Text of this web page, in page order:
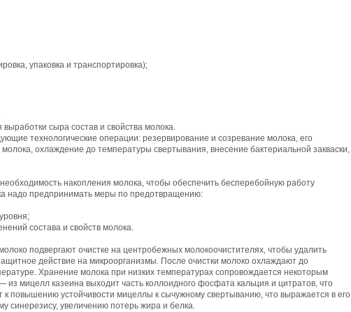
упаковка и транспортировка);
сыра состав и свойства молока.
технологические операции: резервирование и созревание молока, его
охлаждение до температуры свертывания, внесение бактериальной закваски,
накопления молока, чтобы обеспечить бесперебойную работу
надо предпринимать меры по предотвращению:
состава и свойств молока.
подвергают очистке на центробежных молокоочистителях, чтобы удалить
действие на микроорганизмы. После очистки молоко охлаждают до
Хранение молока при низких температурах сопровождается некоторым
мицелл казеина выходит часть коллоидного фосфата кальция и цитратов, что
повышению устойчивости мицеллы к сычужному свертыванию, что выражается в его
синерезису, увеличению потерь жира и белка.